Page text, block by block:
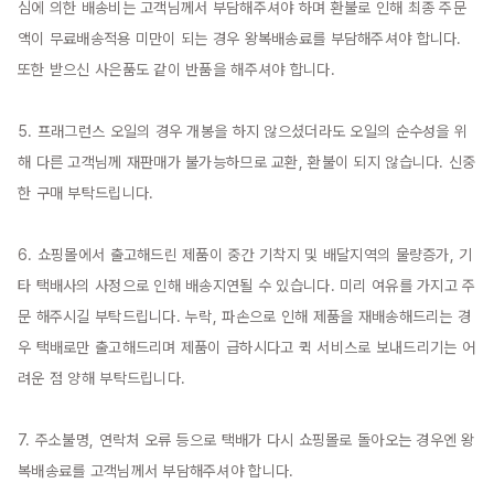
심에 의한 배송비는 고객님께서 부담해주셔야 하며 환불로 인해 최종 주문
액이 무료배송적용 미만이 되는 경우 왕복배송료를 부담해주셔야 합니다.
또한 받으신 사은품도 같이 반품을 해주셔야 합니다.
5. 프래그런스 오일의 경우 개봉을 하지 않으셨더라도 오일의 순수성을 위
해 다른 고객님께 재판매가 불가능하므로 교환, 환불이 되지 않습니다. 신중
한 구매 부탁드립니다.
6. 쇼핑몰에서 출고해드린 제품이 중간 기착지 및 배달지역의 물량증가, 기
타 택배사의 사정으로 인해 배송지연될 수 있습니다. 미리 여유를 가지고 주
문 해주시길 부탁드립니다. 누락, 파손으로 인해 제품을 재배송해드리는 경
우 택배로만 출고해드리며 제품이 급하시다고 퀵 서비스로 보내드리기는 어
려운 점 양해 부탁드립니다.
7. 주소불명, 연락처 오류 등으로 택배가 다시 쇼핑몰로 돌아오는 경우엔 왕
복배송료를 고객님께서 부담해주셔야 합니다.